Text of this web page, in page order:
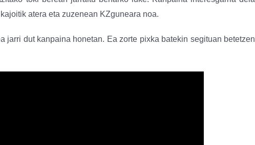
atera eta zuzenean KZguneara noa.
jarri dut kanpaina honetan. Ea zorte pixka batekin segituan betetzen